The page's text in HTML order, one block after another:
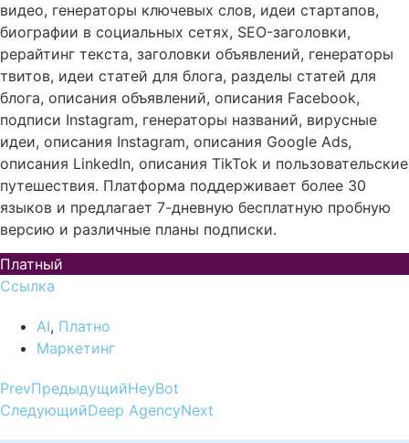
видео, генераторы ключевых слов, идеи стартапов,
биографии в социальных сетях, SEO-заголовки,
рерайтинг текста, заголовки объявлений, генераторы
твитов, идеи статей для блога, разделы статей для
блога, описания объявлений, описания Facebook,
подписи Instagram, генераторы названий, вирусные
идеи, описания Instagram, описания Google Ads,
описания LinkedIn, описания TikTok и пользовательские
путешествия. Платформа поддерживает более 30
языков и предлагает 7-дневную бесплатную пробную
версию и различные планы подписки.
Платный
Ссылка
AI, Платно
Маркетинг
PrevПредыдущийHeyBot
СледующийDeep AgencyNext